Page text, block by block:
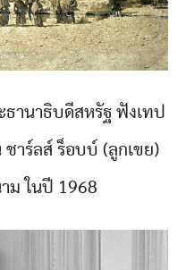
านาธิบดีสหรัฐ ฟังเทป
าร์ลส์ ร็อบบ์ (ลูกเขย)
ม ในปี 1968